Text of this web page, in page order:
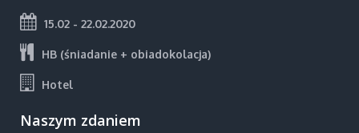
15.02 - 22.02.2020
HB (śniadanie + obiadokolacja)
Hotel
Naszym zdaniem